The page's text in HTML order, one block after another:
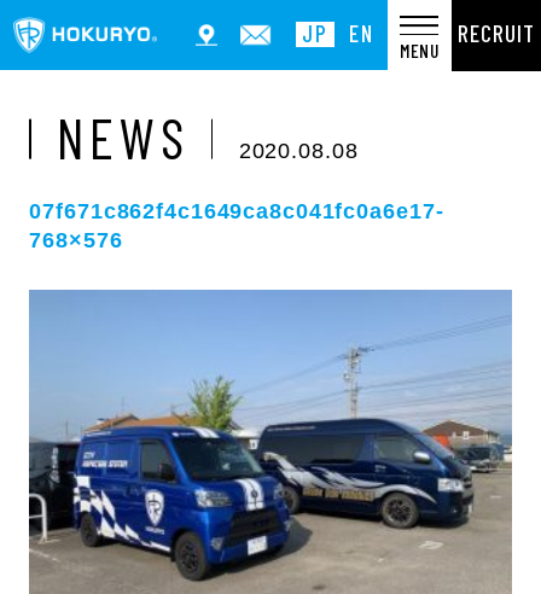
JP EN
MENU
RECRUIT
NEWS 2020.08.08
07f671c862f4c1649ca8c041fc0a6e17-
768×576